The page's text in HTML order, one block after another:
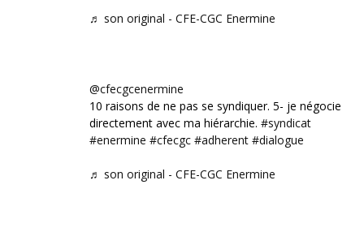
♬ son original - CFE-CGC Enermine
@cfecgcenermine
10 raisons de ne pas se syndiquer. 5- je négocie
directement avec ma hiérarchie. #syndicat
#enermine #cfecgc #adherent #dialogue
♬ son original - CFE-CGC Enermine